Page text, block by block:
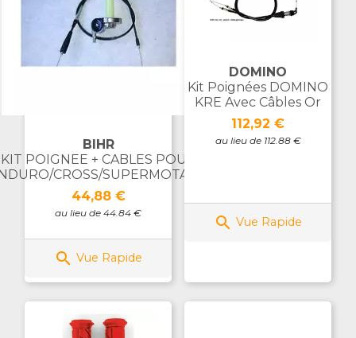
BIHR
KIT POIGNEE + CABLES POUR
CROSS/SUPERMOTARD
Prix
44,88 €
au lieu de 44.84 €
 Vue Rapide
DOMINO
Kit Poignées DOMINO
KRE Avec Câbles Or
Prix
112,92 €
au lieu de 112.88 €
 Vue Rapide